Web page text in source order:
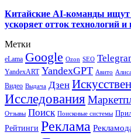
Китайские AI-команды ищут
ускоряет отток технологий и
Метки
eLama Google Ozon SEO
YandexART YandexGPT Авито
Видео Выдача Дзен
Исследования
Отзывы Поиск Поисковые системы
Рейтинги Реклама